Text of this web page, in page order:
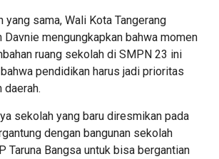
yang sama, Wali Kota Tangerang
Davnie mengungkapkan bahwa momen
ruang sekolah di SMPN 23 ini
pendidikan harus jadi prioritas
daerah.
sekolah yang baru diresmikan pada
dengan bangunan sekolah
Taruna Bangsa untuk bisa bergantian